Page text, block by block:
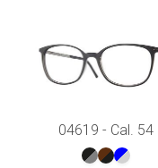
04619 - Cal. 54